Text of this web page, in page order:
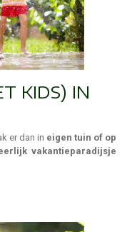
KIDS) IN
er dan in eigen tuin of op
vakantieparadijsje